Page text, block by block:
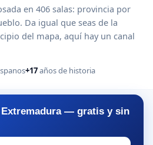
en 406 salas: provincia por
Da igual que seas de la
del mapa, aquí hay un canal
+17años de historia
Extremadura — gratis y sin